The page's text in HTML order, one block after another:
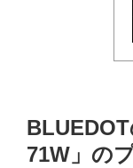
71W」の